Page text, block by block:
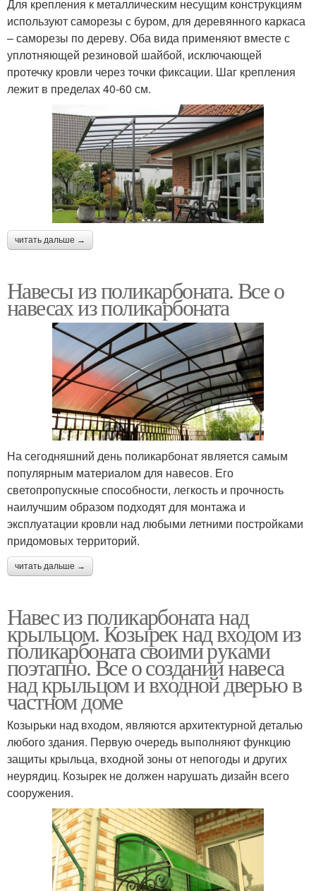
Для крепления к металлическим несущим конструкциям
используют саморезы с буром, для деревянного каркаса
– саморезы по дереву. Оба вида применяют вместе с
уплотняющей резиновой шайбой, исключающей
протечку кровли через точки фиксации. Шаг крепления
лежит в пределах 40-60 см.
читать дальше →
Навесы из поликарбоната. Все о
навесах из поликарбоната
На сегодняшний день поликарбонат является самым
популярным материалом для навесов. Его
светопропускные способности, легкость и прочность
наилучшим образом подходят для монтажа и
эксплуатации кровли над любыми летними постройками
придомовых территорий.
читать дальше →
Навес из поликарбоната над
крыльцом. Козырек над входом из
поликарбоната своими руками
поэтапно. Все о создании навеса
над крыльцом и входной дверью в
частном доме
Козырьки над входом, являются архитектурной деталью
любого здания. Первую очередь выполняют функцию
защиты крыльца, входной зоны от непогоды и других
неурядиц. Козырек не должен нарушать дизайн всего
сооружения.